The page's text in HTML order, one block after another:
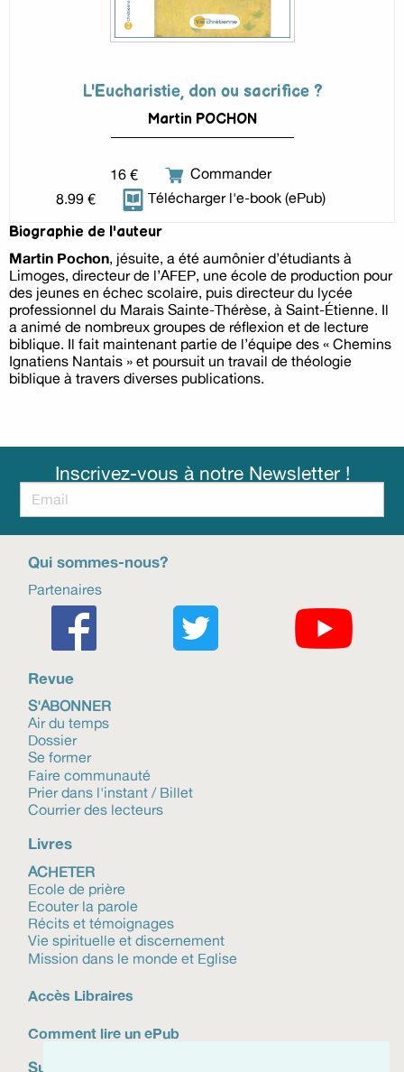
L'Eucharistie, don ou sacrifice ?
Martin POCHON
16 €
Commander
8.99 €
Télécharger l'e-book (ePub)
Biographie de l'auteur
Martin Pochon, jésuite, a été aumônier d’étudiants à
Limoges, directeur de l’AFEP, une école de production pour
des jeunes en échec scolaire, puis directeur du lycée
professionnel du Marais Sainte-Thérèse, à Saint-Étienne. Il
a animé de nombreux groupes de réflexion et de lecture
biblique. Il fait maintenant partie de l’équipe des « Chemins
Ignatiens Nantais » et poursuit un travail de théologie
biblique à travers diverses publications.
Inscrivez-vous à notre Newsletter !
Qui sommes-nous?
Partenaires
Revue
S'ABONNER
Air du temps
Dossier
Se former
Faire communauté
Prier dans l'instant / Billet
Courrier des lecteurs
Livres
ACHETER
Ecole de prière
Ecouter la parole
Récits et témoignages
Vie spirituelle et discernement
Mission dans le monde et Eglise
Accès Libraires
Comment lire un ePub
Suivez-nous